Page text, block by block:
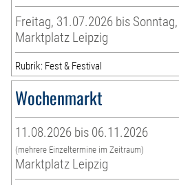
Freitag, 31.07.2026 bis
Marktplatz Leipzig
Rubrik: Fest & Festival
Wochenmarkt
11.08.2026 bis 06.11.2026
(mehrere Einzeltermine im Zeitraum)
Marktplatz Leipzig